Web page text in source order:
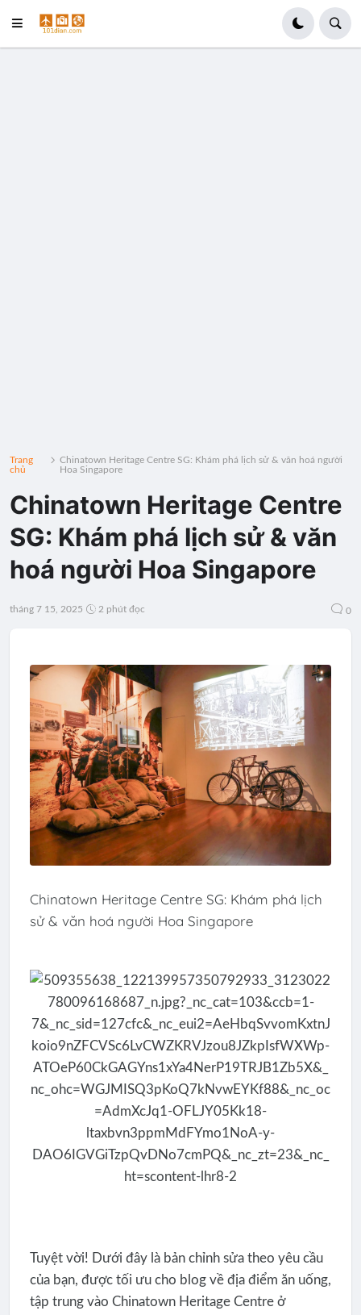
Trang
chủ
Chinatown Heritage Centre SG: Khám phá lịch sử & văn hoá người
Hoa Singapore
Chinatown Heritage Centre
SG: Khám phá lịch sử & văn
hoá người Hoa Singapore
tháng 7 15, 2025 2 phút đọc 0
Chinatown Heritage Centre SG: Khám phá lịch
sử & văn hoá người Hoa Singapore
Tuyệt vời! Dưới đây là bản chỉnh sửa theo yêu cầu
của bạn, được tối ưu cho blog về địa điểm ăn uống,
tập trung vào Chinatown Heritage Centre ở